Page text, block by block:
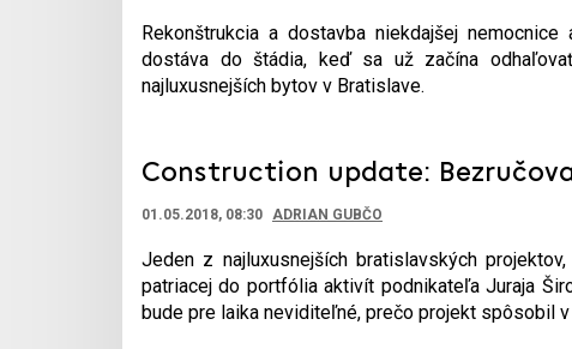
Rekonštrukcia a dostavba niekdajšej
dostáva do štádia, keď sa už začína
najluxusnejších bytov v Bratislave.
Construction update: Bezručova,
01.05.2018, 08:30 ADRIAN GUBČO
Jeden z najluxusnejších bratislavských
patriacej do portfólia aktivít podnikateľa Juraja
bude pre laika neviditeľné, prečo projekt spôsobil